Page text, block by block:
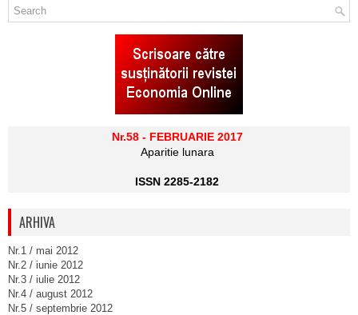
Nr.58 - FEBRUARIE 2017
Aparitie lunara
ISSN 2285-2182
ARHIVA
Nr.1 / mai 2012
Nr.2 / iunie 2012
Nr.3 / iulie 2012
Nr.4 / august 2012
Nr.5 / septembrie 2012